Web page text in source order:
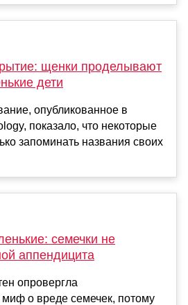
щенки проделывают
дети
опубликованное в
показало, что некоторые
запоминать названия своих
семечки не
аппендицита
опровергла
о вреде семечек, потому